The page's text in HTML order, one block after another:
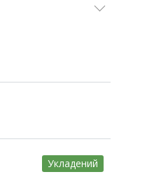
Укладений